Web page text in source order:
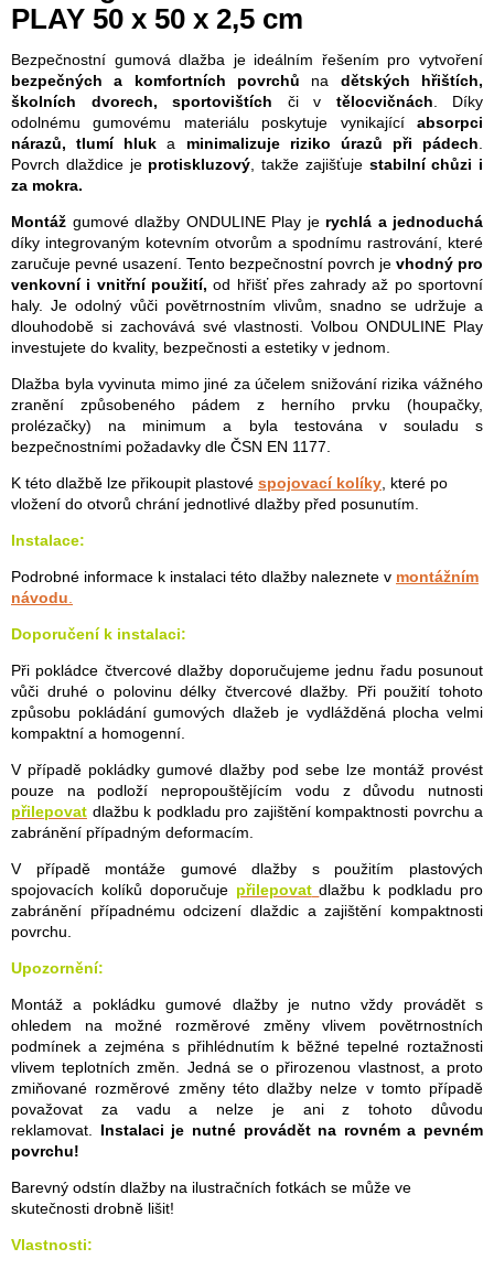
PLAY 50 x 50 x 2,5 cm
Bezpečnostní gumová dlažba je ideálním řešením pro vytvoření
bezpečných a komfortních povrchů na dětských hřištích,
školních dvorech,
sportovištích či v tělocvičnách . Díky
odolnému gumovému materiálu poskytuje vynikající absorpci
nárazů, tlumí hluk a minimalizuje riziko úrazů při pádech
Povrch dlaždice je protiskluzový , takže zajišťuje stabilní chůzi i
za mokra.
Montáž gumové dlažby ONDULINE Play jerychlá a jednoduchá
díky integrovaným kotevním otvorům a spodnímu rastrování, které
zaručuje pevné usazení. Tento bezpečnostní povrch je vhodný pro
venkovní i vnitřní použití, od hřišť přes zahrady až po sportovní
haly. Je odolný vůči povětrnostním vlivům, snadno se udržuje a
dlouhodobě si zachovává své vlastnosti. Volbou ONDULINE Play
investujete do kvality, bezpečnosti a estetiky v jednom.
Dlažba byla vyvinuta mimo jiné za účelem snižování rizika vážného
zranění způsobeného pádem z herního prvku (houpačky,
prolézačky) na minimum a byla testována v souladu s
bezpečnostními požadavky dle ČSN EN 1177.
K této dlažbě lze přikoupit plastové spojovací kolíky , které po
vložení do otvorů chrání jednotlivé dlažby před posunutím.
Instalace:
Podrobné informace k instalaci této dlažby naleznete v montážním
návodu
Doporučení k instalaci:
Při pokládce čtvercové dlažby doporučujeme jednu řadu posunout
vůči druhé o polovinu délky čtvercové dlažby. Při použití tohoto
způsobu pokládání gumových dlažeb je vydlážděná plocha velmi
kompaktní a homogenní.
V případě pokládky gumové dlažby pod sebe lze montáž provést
pouze na podloží nepropouštějícím vodu z důvodu nutnosti
přilepovat dlažbu k podkladu pro zajištění kompaktnosti povrchu a
zabránění případným deformacím.
V případě montáže gumové dlažby s použitím plastových
spojovacích kolíků doporučuje přilepovat dlažbu k podkladu pro
zabránění případnému odcizení dlaždic a zajištění kompaktnosti
povrchu.
Upozornění:
Montáž a pokládku gumové dlažby je nutno vždy provádět s
ohledem na možné rozměrové změny vlivem povětrnostních
podmínek a zejména s přihlédnutím k běžné tepelné roztažnosti
vlivem teplotních změn. Jedná se o přirozenou vlastnost, a proto
zmiňované rozměrové změny této dlažby nelze v tomto případě
považovat za vadu a nelze je ani z tohoto důvodu
reklamovat. Instalaci je nutné provádět na rovném a pevném
povrchu!
Barevný odstín dlažby na ilustračních fotkách se může ve
skutečnosti drobně lišit!
Vlastnosti: